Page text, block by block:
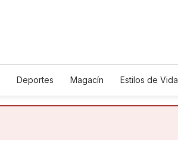
Deportes Magacín Estilos de Vida